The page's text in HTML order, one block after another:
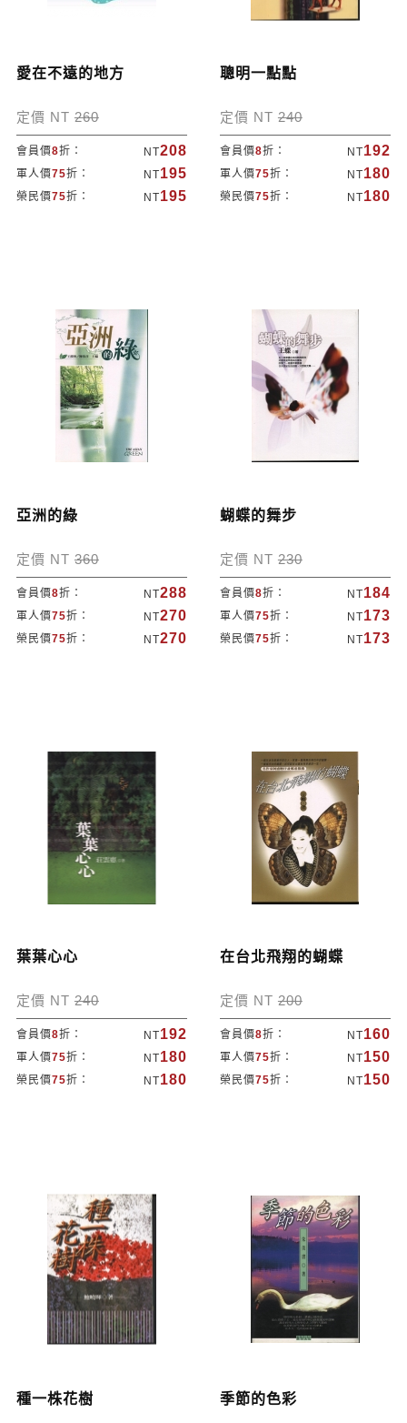
愛在不遠的地方
定價 NT 260
會員價8折： NT208
軍人價75折： NT195
榮民價75折： NT195
聰明一點點
定價 NT 240
會員價8折： NT192
軍人價75折： NT180
榮民價75折： NT180
亞洲的綠
定價 NT 360
會員價8折： NT288
軍人價75折： NT270
榮民價75折： NT270
蝴蝶的舞步
定價 NT 230
會員價8折： NT184
軍人價75折： NT173
榮民價75折： NT173
葉葉心心
定價 NT 240
會員價8折： NT192
軍人價75折： NT180
榮民價75折： NT180
在台北飛翔的蝴蝶
定價 NT 200
會員價8折： NT160
軍人價75折： NT150
榮民價75折： NT150
種一株花樹 季節的色彩